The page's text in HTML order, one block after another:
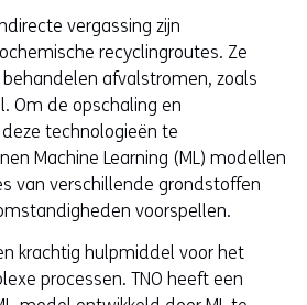
vergassing zijn
recyclingroutes. Ze
afvalstromen, zoals
Om de opschaling en
technologieën te
Machine Learning (ML) modellen
van verschillende grondstoffen
voorspellen.
krachtig hulpmiddel voor het
processen. TNO heeft een